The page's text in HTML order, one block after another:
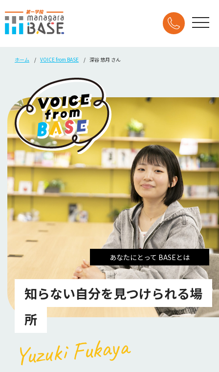
ホーム VOICE from BASE 深谷 悠月 さん
あなたにとって BASEとは
知らない自分を見つけられる場
所
Yuzuki Fukaya